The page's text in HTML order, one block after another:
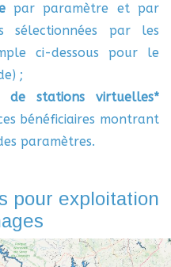
par paramètre et par
sélectionnées par les
ci-dessous pour le
;
de stations virtuelles*
bénéficiaires montrant
paramètres.
pour exploitation